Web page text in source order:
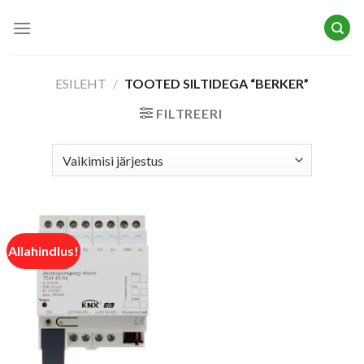
ESILEHT / TOOTED SILTIDEGA “BERKER”
FILTREERI
Allahindlus!